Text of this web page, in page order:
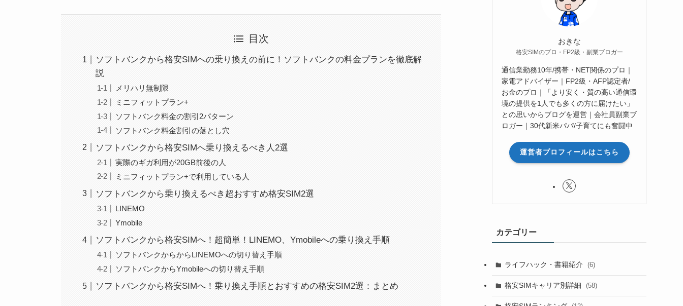
目次
ソフトバンクから格安SIMへの乗り換えの前に！ソフトバンクの料金プランを徹底解
説
メリハリ無制限
ミニフィットプラン+
ソフトバンク料金の割引2パターン
ソフトバンク料金割引の落とし穴
ソフトバンクから格安SIMへ乗り換えるべき人2選
実際のギガ利用が20GB前後の人
ミニフィットプラン+で利用している人
ソフトバンクから乗り換えるべき超おすすめ格安SIM2選
LINEMO
Ymobile
ソフトバンクから格安SIMへ！超簡単！LINEMO、Ymobileへの乗り換え手順
ソフトバンクからからLINEMOへの切り替え手順
ソフトバンクからYmobileへの切り替え手順
ソフトバンクから格安SIMへ！乗り換え手順とおすすめの格安SIM2選：まとめ
おきな
格安SIMのプロ・FP2級・副業ブロガー
通信業勤務10年/携帯・NET関係のプロ｜
家電アドバイザー｜FP2級・AFP認定者/
お金のプロ｜「より安く・質の高い通信環
境の提供を1人でも多くの方に届けたい」
との思いからブログを運営｜会社員副業ブ
ロガー｜30代新米パパ/子育てにも奮闘中
運営者プロフィールはこちら
カテゴリー
ライフハック・書籍紹介 (6)
格安SIMキャリア別詳細 (58)